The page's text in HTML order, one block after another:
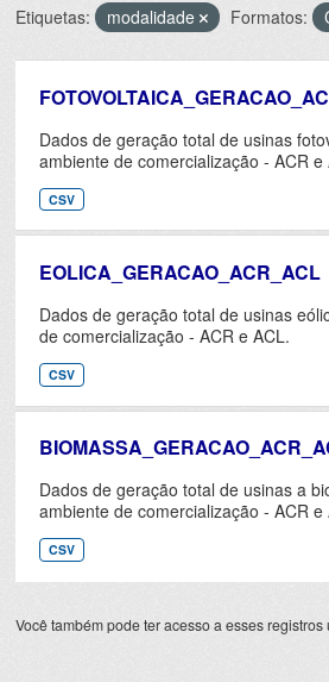
Etiquetas: modalidade Formatos:
Dados de geração total de usinas
ambiente de comercialização - ACR e
CSV
EOLICA_GERACAO_ACR_ACL
Dados de geração total de usinas
de comercialização - ACR e ACL.
CSV
Dados de geração total de usinas a
ambiente de comercialização - ACR e
CSV
Você também pode ter acesso a esses registros